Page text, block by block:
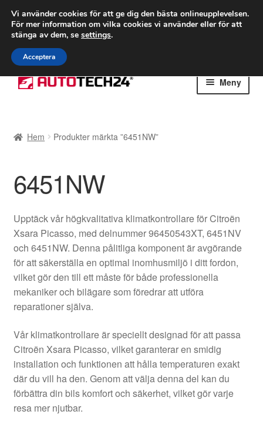
FRAKT från 75 kr
Världsomspännande frakt
Ring 766 924 713
Hoppa
till
Hoppa
till
Meny
Betalningar
Integritetspolicy
Kolla upp
Kontakt
Mitt konto
Om oss
Reklamationsprocedur
Transport
Hem Produkter märkta ”6451NW”
6451NW
Upptäck vår högkvalitativa klimatkontrollare för Citroën
Xsara Picasso, med delnummer 96450543XT, 6451NV
och 6451NW. Denna pålitliga komponent är avgörande
för att säkerställa en optimal inomhusmiljö i ditt fordon,
vilket gör den till ett måste för både professionella
mekaniker och bilägare som föredrar att utföra
reparationer själva.
Vår klimatkontrollare är speciellt designad för att passa
Citroën Xsara Picasso, vilket garanterar en smidig
installation och funktionen att hålla temperaturen exakt
där du vill ha den. Genom att välja denna del kan du
förbättra din bils komfort och säkerhet, vilket gör varje
resa mer njutbar.
Vi använder cookies för att ge dig den bästa onlineupplevelsen.
För mer information om vilka cookies vi använder eller för att
stänga av dem, se settings.
Acceptera